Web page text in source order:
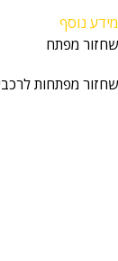
מידע נוסף
שחזור מפתח
שחזור מפתחות